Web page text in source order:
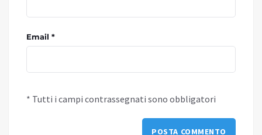
Email *
* Tutti i campi contrassegnati sono obbligatori